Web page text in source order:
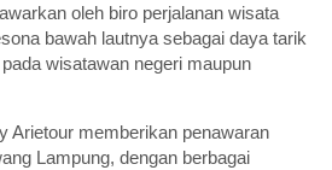
oleh biro perjalanan wisata
bawah lautnya sebagai daya tarik
wisatawan negeri maupun
Arietour memberikan penawaran
Lampung, dengan berbagai